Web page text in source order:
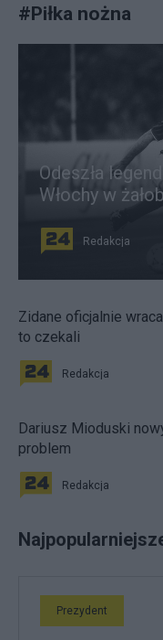
#Piłka nożna
Odeszła
Włochy w
Redakcja
Zidane oficjalnie
to czekali
Redakcja
Dariusz Mioduski
problem
Redakcja
Prezydent